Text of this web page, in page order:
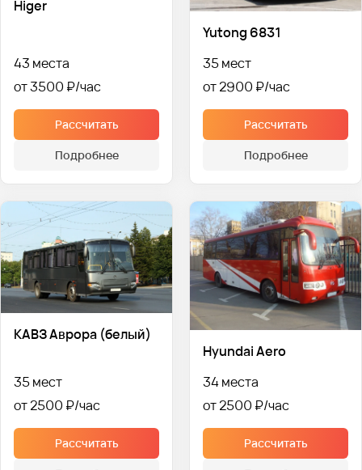
Higer
43 места
от 3500 ₽
Рассчитать
Подробнее
Yutong 6831
35 мест
от 2900 ₽
Рассчитать
Подробнее
КАВЗ Аврора (белый)
35 мест
от 2500 ₽
Рассчитать
Hyundai Aero
34 места
от 2500 ₽
Рассчитать